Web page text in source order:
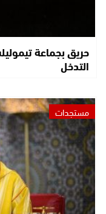
حريق بجماعة
التدخل
مستجدات